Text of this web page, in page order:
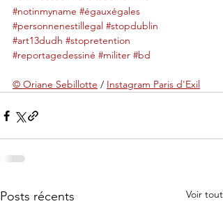
#notinmyname #égauxégales
#personnenestillegal #stopdublin
#art13dudh #stopretention
#reportagedessiné #militer #bd
© Oriane Sebillotte / Instagram Paris d'Exil
Posts récents Voir tout